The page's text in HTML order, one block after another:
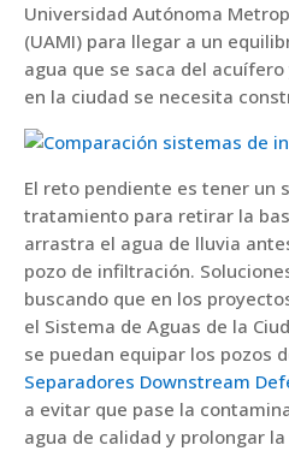
Universidad Autónoma
(UAMI) para llegar a un
agua que se saca del
en la ciudad se necesita
El reto pendiente es tener un
tratamiento para retirar la
arrastra el agua de lluvia
pozo de infiltración.
buscando que en los
el Sistema de Aguas de la
se puedan equipar los pozos
Separadores Downstream
a evitar que pase la
agua de calidad y prolongar